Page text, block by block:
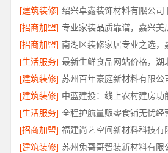
[建筑装修]
[招商加盟] 专业家装品质靠谱，嘉兴美
[招商加盟]
[生活服务]
[建筑装修]
[建筑装修] 中蓝建投：线上农村建房功
[生活服务]
[招商加盟]
[建筑装修]